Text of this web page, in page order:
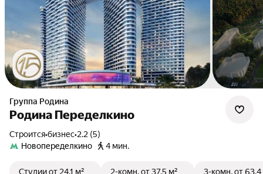
Группа Родина
Родина Переделкино
Строится•бизнес•2.2 (5)
Новопеределкино
4 мин.
Студииот 24,1 м²
2-комн.от 37,5 м²
3-комн.от 63,4